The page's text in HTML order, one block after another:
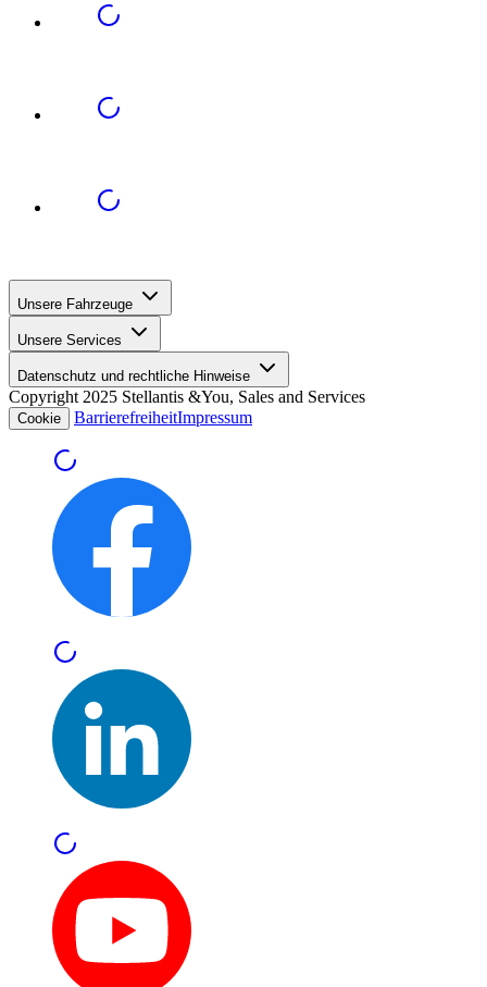
Unsere Fahrzeuge
Unsere Services
Datenschutz und rechtliche Hinweise
Copyright 2025 Stellantis &You, Sales and Services
Cookie BarrierefreiheitImpressum